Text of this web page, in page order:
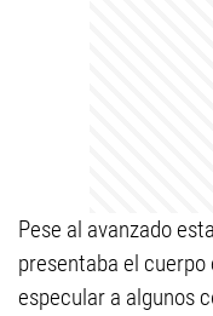
Pese al avanzado
presentaba el cuerpo
especular a algunos